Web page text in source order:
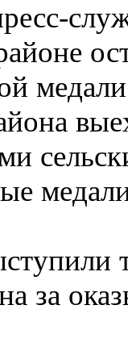
за